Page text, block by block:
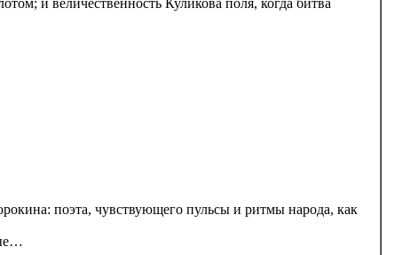
и величественность Куликова поля, когда битва
поэта, чувствующего пульсы и ритмы народа, как